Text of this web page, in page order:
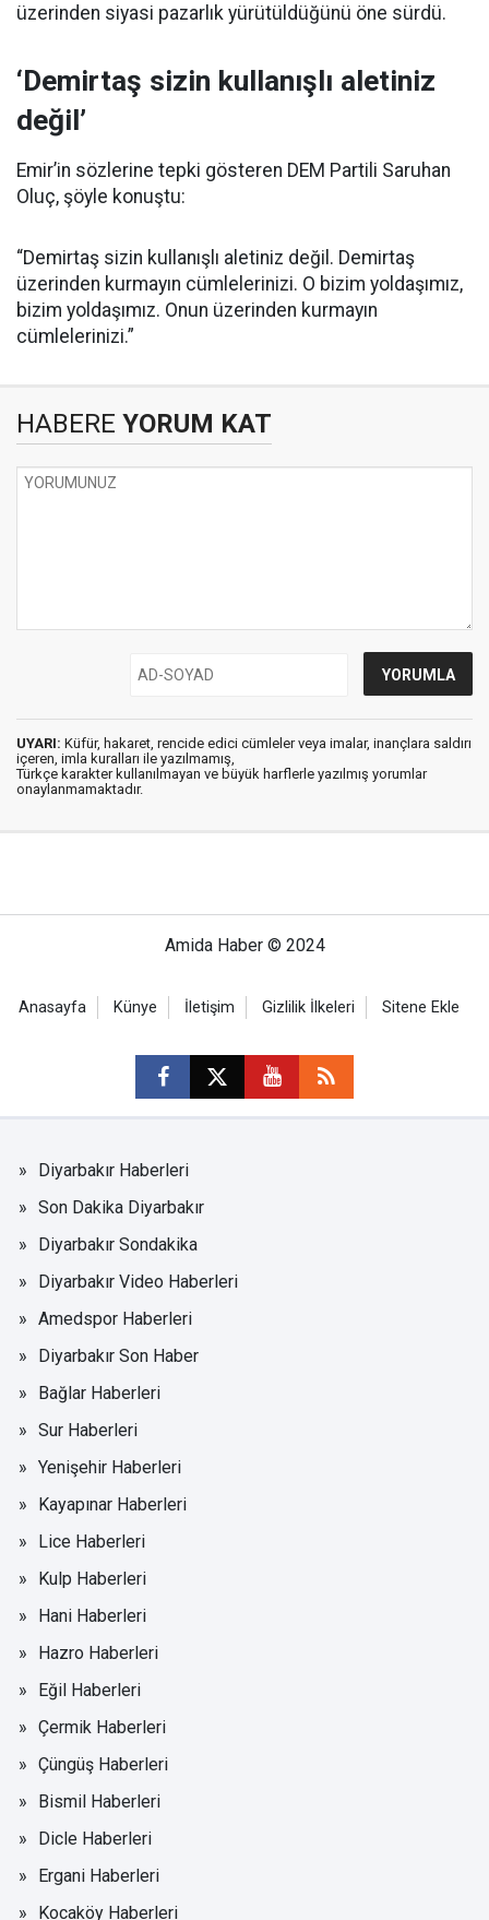
üzerinden siyasi pazarlık yürütüldüğünü öne sürdü.
‘Demirtaş sizin kullanışlı aletiniz
değil’
Emir’in sözlerine tepki gösteren DEM Partili Saruhan
Oluç, şöyle konuştu:
“Demirtaş sizin kullanışlı aletiniz değil. Demirtaş
üzerinden kurmayın cümlelerinizi. O bizim yoldaşımız,
bizim yoldaşımız. Onun üzerinden kurmayın
cümlelerinizi.”
HABERE YORUM KAT
UYARI: Küfür, hakaret, rencide edici cümleler veya imalar, inançlara saldırı
içeren, imla kuralları ile yazılmamış,
Türkçe karakter kullanılmayan ve büyük harflerle yazılmış yorumlar
onaylanmamaktadır.
Amida Haber © 2024
Anasayfa Künye İletişim Gizlilik İlkeleri Sitene Ekle
Diyarbakır Haberleri
Son Dakika Diyarbakır
Diyarbakır Sondakika
Diyarbakır Video Haberleri
Amedspor Haberleri
Diyarbakır Son Haber
Bağlar Haberleri
Sur Haberleri
Yenişehir Haberleri
Kayapınar Haberleri
Lice Haberleri
Kulp Haberleri
Hani Haberleri
Hazro Haberleri
Eğil Haberleri
Çermik Haberleri
Çüngüş Haberleri
Bismil Haberleri
Dicle Haberleri
Ergani Haberleri
Kocaköy Haberleri